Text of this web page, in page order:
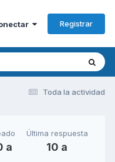
Registrar
Toda la actividad
a
Última respuesta
10 a